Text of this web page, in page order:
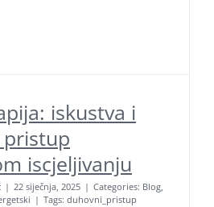
iskustva i
iscjeljivanju
| 22 siječnja, 2025 | Categories: Blog,
| Tags: duhovni_pristup